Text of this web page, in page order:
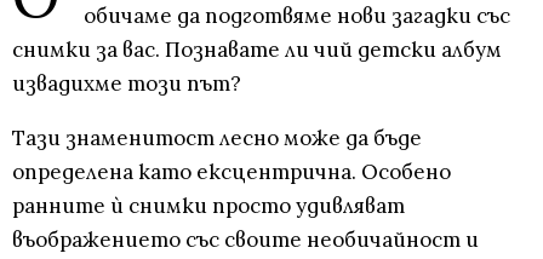
обичаме да подготвяме нови загадки със
снимки за вас. Познавате ли чий детски албум
извадихме този път?
Тази знаменитост лесно може да бъде
определена като ексцентрична. Особено
ранните ѝ снимки просто удивляват
въображението със своите необичайност и